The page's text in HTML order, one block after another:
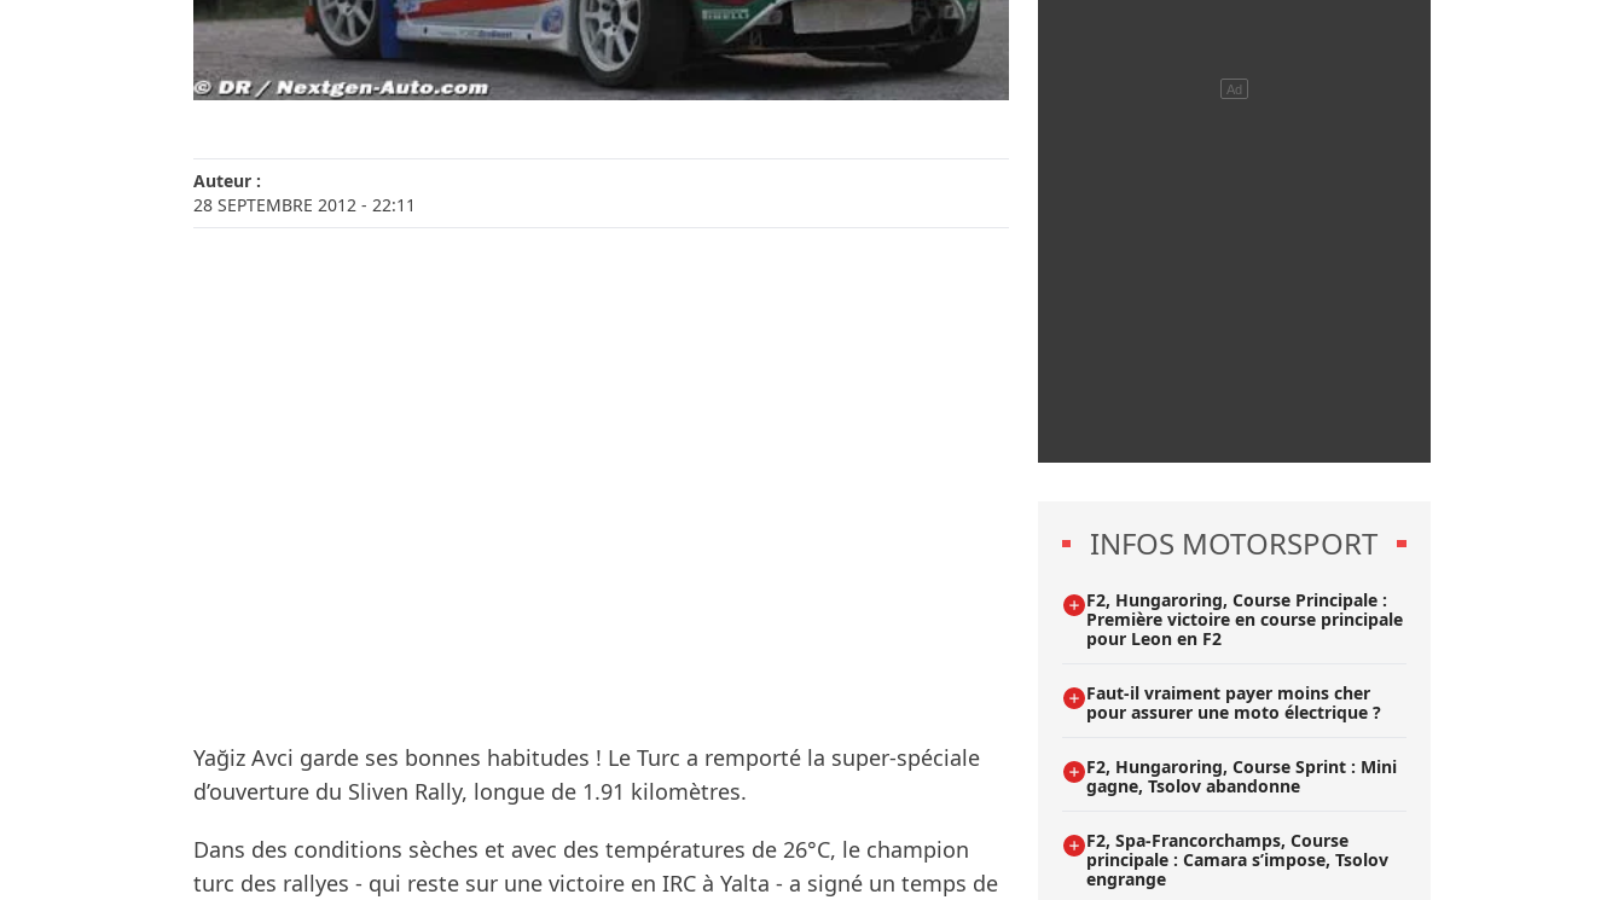
Auteur :
28 SEPTEMBRE 2012 - 22:11
Yağiz Avci garde ses bonnes habitudes ! Le Turc a remporté la super-spéciale
d’ouverture du Sliven Rally, longue de 1.91 kilomètres.
Dans des conditions sèches et avec des températures de 26°C, le champion
turc des rallyes - qui reste sur une victoire en IRC à Yalta - a signé un temps de
INFOS MOTORSPORT
F2, Hungaroring, Course Principale :
Première victoire en course principale
pour Leon en F2
Faut-il vraiment payer moins cher
pour assurer une moto électrique ?
F2, Hungaroring, Course Sprint : Mini
gagne, Tsolov abandonne
F2, Spa-Francorchamps, Course
principale : Camara s’impose, Tsolov
engrange